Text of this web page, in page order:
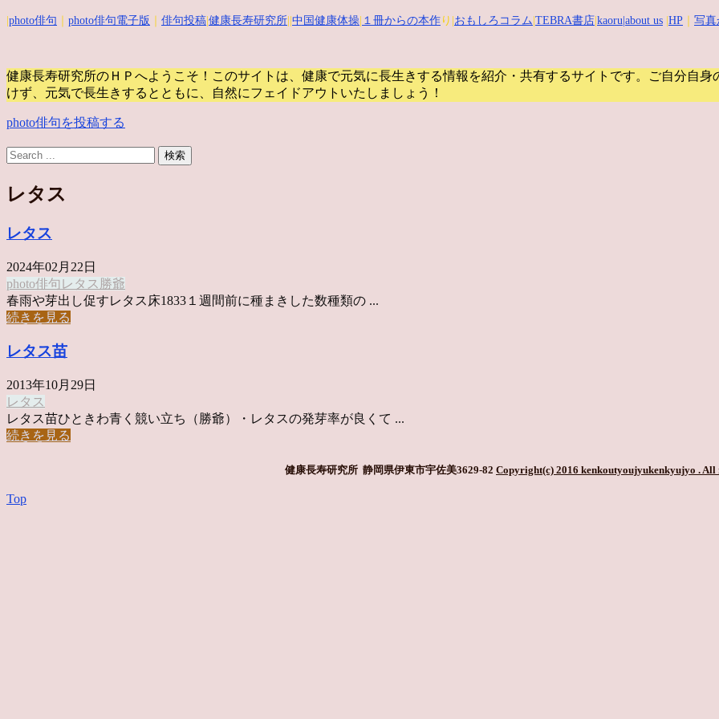
photo俳句 photo俳句電子版 俳句投稿 健康長寿研究所 中国健康体操 １冊からの本作 り| おもしろコラム TEBRA書店 kaoru |about us HP 写真
健康長寿研究所のＨＰへようこそ！このサイトは、健康で元気に長生きする情報を紹介・共有するサイトです。
ご自分自身
けず、元気で長生きするとともに、自然にフェイドアウトいたしましょう！
photo俳句を投稿する
レタス
レタス
2024年02月22日
photo俳句レタス 勝爺
春雨や芽出し促すレタス床1833１週間前に種まきした数種類の ...
続きを見る
レタス苗
2013年10月29日
レタス
レタス苗ひときわ青く競い立ち（勝爺）・レタスの発芽率が良くて ...
続きを見る
健康長寿研究所 静岡県伊東市宇佐美3629-82 Copyright(c) 2016 kenkoutyoujyukenkyujyo . All
Top